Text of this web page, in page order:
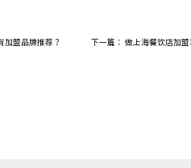
加盟品牌推荐？ 下一篇： 做上海餐饮店加